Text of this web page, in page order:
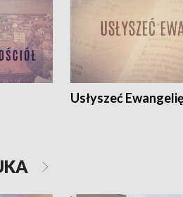
Usłyszeć Ewangelię